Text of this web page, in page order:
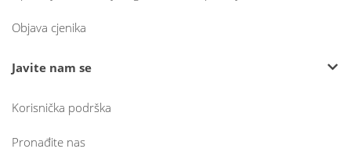
Objava cjenika
Javite nam se
Korisnička podrška
Pronađite nas